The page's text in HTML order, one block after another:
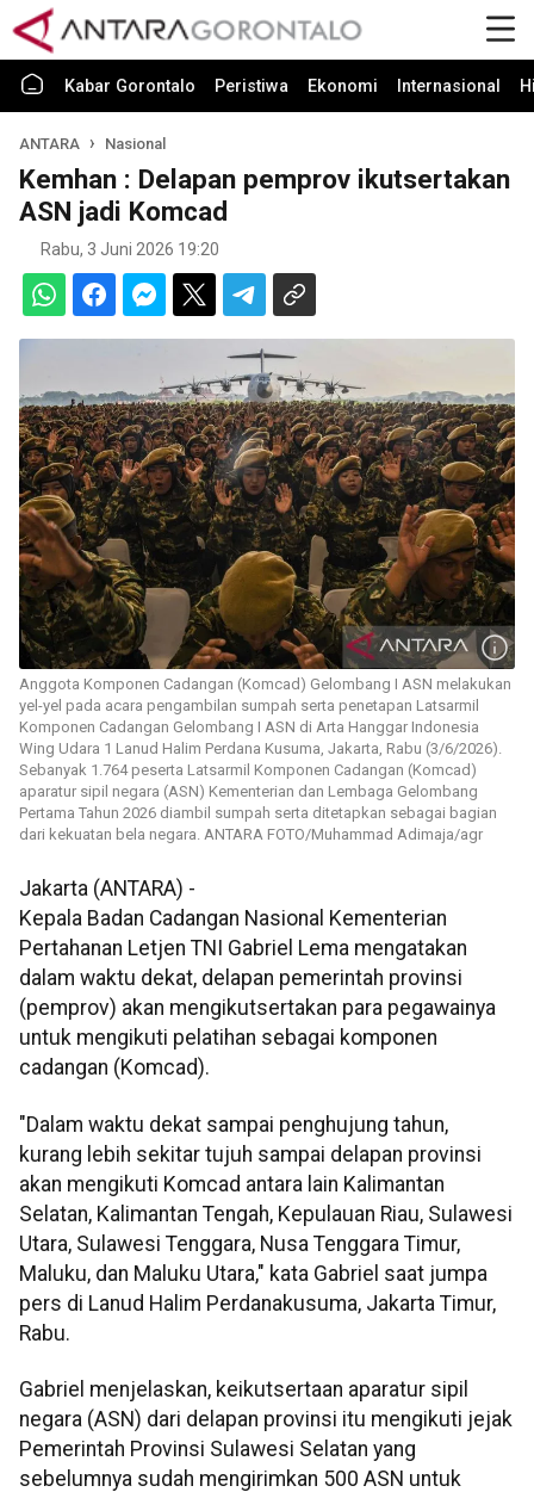
Kabar Gorontalo Peristiwa Ekonomi Internasional
ANTARA Nasional
Kemhan : Delapan pemprov ikutsertakan
ASN jadi Komcad
Rabu, 3 Juni 2026 19:20
Anggota Komponen Cadangan (Komcad) Gelombang I ASN melakukan
yel-yel pada acara pengambilan sumpah serta penetapan Latsarmil
Komponen Cadangan Gelombang I ASN di Arta Hanggar Indonesia
Wing Udara 1 Lanud Halim Perdana Kusuma, Jakarta, Rabu (3/6/2026).
Sebanyak 1.764 peserta Latsarmil Komponen Cadangan (Komcad)
aparatur sipil negara (ASN) Kementerian dan Lembaga Gelombang
Pertama Tahun 2026 diambil sumpah serta ditetapkan sebagai bagian
dari kekuatan bela negara. ANTARA FOTO/Muhammad Adimaja/agr
Jakarta (ANTARA) -
Kepala Badan Cadangan Nasional Kementerian
Pertahanan Letjen TNI Gabriel Lema mengatakan
dalam waktu dekat, delapan pemerintah provinsi
(pemprov) akan mengikutsertakan para pegawainya
untuk mengikuti pelatihan sebagai komponen
cadangan (Komcad).
"Dalam waktu dekat sampai penghujung tahun,
kurang lebih sekitar tujuh sampai delapan provinsi
akan mengikuti Komcad antara lain Kalimantan
Selatan, Kalimantan Tengah, Kepulauan Riau, Sulawesi
Utara, Sulawesi Tenggara, Nusa Tenggara Timur,
Maluku, dan Maluku Utara," kata Gabriel saat jumpa
pers di Lanud Halim Perdanakusuma, Jakarta Timur,
Rabu.
Gabriel menjelaskan, keikutsertaan aparatur sipil
negara (ASN) dari delapan provinsi itu mengikuti jejak
Pemerintah Provinsi Sulawesi Selatan yang
sebelumnya sudah mengirimkan 500 ASN untuk